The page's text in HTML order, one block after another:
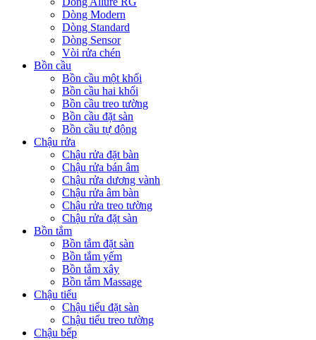
Dòng Modern
Dòng Standard
Dòng Sensor
Vòi rửa chén
Bồn cầu
Bồn cầu một khối
Bồn cầu hai khối
Bồn cầu treo tường
Bồn cầu đặt sàn
Bồn cầu tự động
Chậu rửa
Chậu rửa đặt bàn
Chậu rửa bán âm
Chậu rửa dương vành
Chậu rửa âm bàn
Chậu rửa treo tường
Chậu rửa đặt sàn
Bồn tắm
Bồn tắm đặt sàn
Bồn tắm yếm
Bồn tắm xây
Bồn tắm Massage
Chậu tiểu
Chậu tiểu đặt sàn
Chậu tiểu treo tường
Chậu bếp